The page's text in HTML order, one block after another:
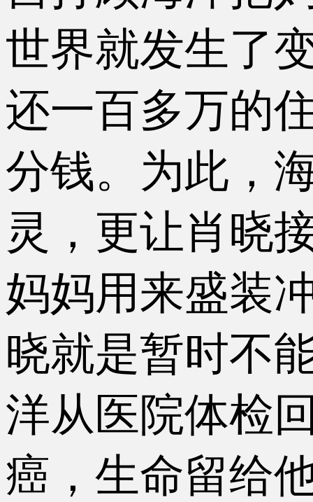
世界就发生了
还一百多万的
分钱。为此，
灵，更让肖晓
妈妈用来盛装
晓就是暂时不
洋从医院体检
癌，生命留给